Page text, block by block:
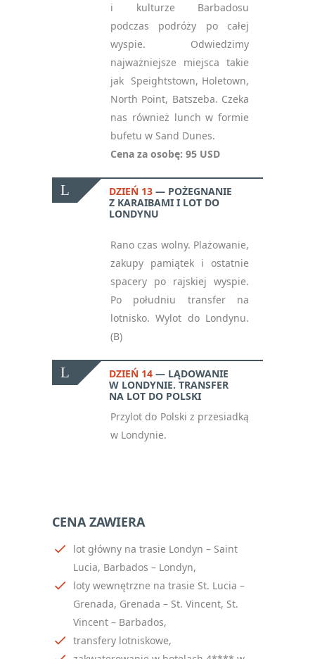
i kulturze Barbadosu
podczas podróży po całej
wyspie. Odwiedzimy
najważniejsze miejsca takie
jak Speightstown, Holetown,
North Point, Batszeba. Czeka
nas również lunch w formie
bufetu w Sand Dunes.
Cena za osobę: 95 USD
DZIEŃ 13
POŻEGNANIE
Z KARAIBAMI I LOT DO
LONDYNU
Rano czas wolny. Plażowanie,
zakupy pamiątek i ostatnie
spacery po rajskiej wyspie.
Po południu transfer na
lotnisko. Wylot do Londynu.
(B)
DZIEŃ 14
LĄDOWANIE
W LONDYNIE. TRANSFER
NA LOT DO POLSKI
Przylot do Polski z przesiadką
w Londynie.
CENA ZAWIERA
lot główny na trasie Londyn – Saint
Lucia, Barbados – Londyn,
loty wewnętrzne na trasie St. Lucia –
Grenada, Grenada – St. Vincent, St.
Vincent – Barbados,
transfery lotniskowe,